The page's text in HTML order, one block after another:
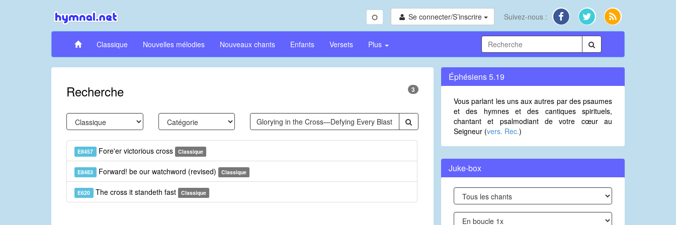
Se connecter/S’inscrire Suivez-nous :
Classique Nouvelles mélodies Nouveaux chants Enfants Versets Plus
Recherche 3
E8457 Fore'er victorious cross Classique
E8483 Forward! be our watchword (revised) Classique
E620 The cross it standeth fast Classique
Éphésiens 5.19
Vous parlant les uns aux autres par des psaumes
et des hymnes et des cantiques spirituels,
chantant et psalmodiant de votre cœur au
Seigneur (vers. Rec.)
Juke-box